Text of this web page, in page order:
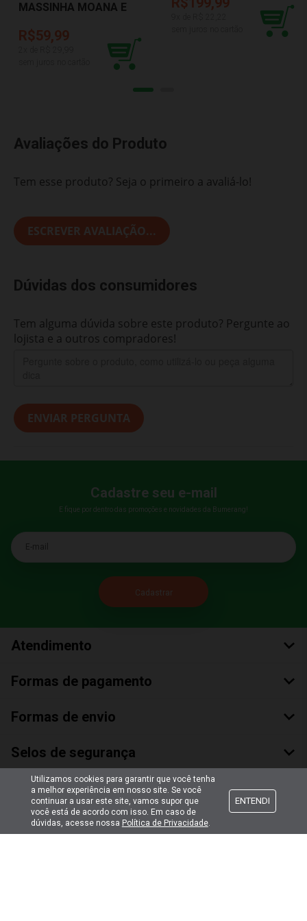
MASSINHA MOANA E
2692
R$59,99
Avaliações do Produto
Tem esse produto? Seja o primeiro a avaliá-lo!
ESCREVER AVALIAÇÃO...
Dúvidas dos consumidores
Tem alguma dúvida sobre este produto? Pergunte ao
lojista e a outros compradores!
ENVIAR PERGUNTA
Cadastre seu e-mail
E fique por dentro das promoções e novidades da Bumerang!
E-mail
Atendimento
Formas de pagamento
Formas de envio
Selos de segurança
Utilizamos cookies para garantir que você tenha
a melhor experiência em nosso site. Se você
continuar a usar este site, vamos supor que
você está de acordo com isso. Em caso de
dúvidas, acesse nossa Política de Privacidade.
ENTENDI